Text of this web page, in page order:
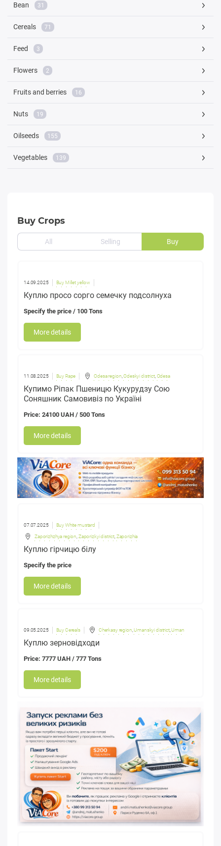
Bean 31
Cereals 71
Feed 3
Flowers 2
Fruits and berries 16
Nuts 19
Oilseeds 155
Vegetables 139
Buy Crops
All Selling Buy
14.09.2025 Buy Millet yellow
Куплю просо сорго семечку подсолнуха
Specify the price / 100 Tons
More details
11.08.2025 Buy Rape Odesa region ,Odeskyi district, Odesa
Купимо Ріпак Пшеницю Кукурудзу Сою
Соняшник Самовивіз по Україні
Price: 24100 UAH / 500 Tons
More details
07.07.2025 Buy White mustard
Zaporizhzhya region Zaporizkyi district Zaporizhia
Куплю гірчицю білу
Specify the price
More details
09.05.2025 Buy Cereals Cherkasy region ,Umanskyi district,Uman
Куплю зерновідходи
Price: 7777 UAH / 777 Tons
More details